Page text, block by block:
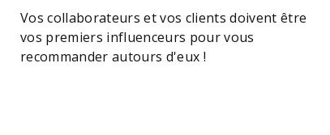
Vos collaborateurs et vos clients doivent être
vos premiers influenceurs pour vous
recommander autours d'eux !